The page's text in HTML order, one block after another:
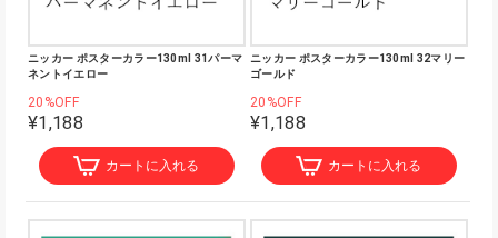
ニッカー ポスターカラー130ml 31パーマ
ネントイエロー
20%OFF
¥1,188
カートに入れる
ニッカー ポスターカラー130ml 32マリー
ゴールド
20%OFF
¥1,188
カートに入れる